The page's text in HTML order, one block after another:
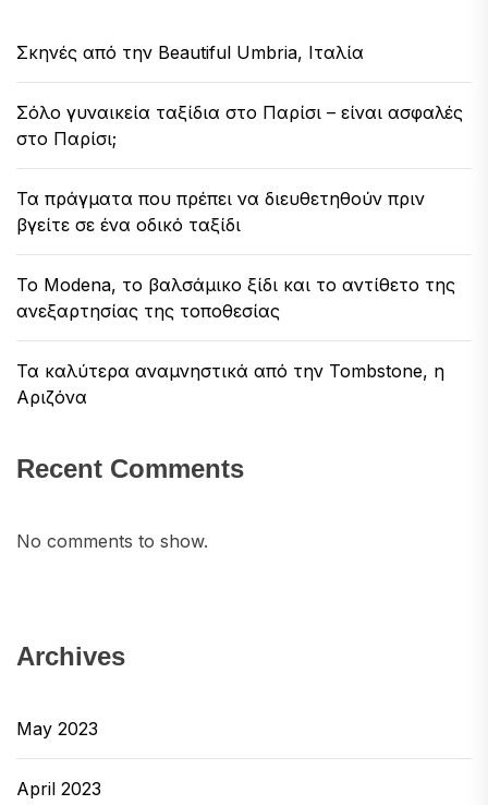
Σκηνές από την Beautiful Umbria, Ιταλία
Σόλο γυναικεία ταξίδια στο Παρίσι – είναι ασφαλές
στο Παρίσι;
Τα πράγματα που πρέπει να διευθετηθούν πριν
βγείτε σε ένα οδικό ταξίδι
Το Modena, το βαλσάμικο ξίδι και το αντίθετο της
ανεξαρτησίας της τοποθεσίας
Τα καλύτερα αναμνηστικά από την Tombstone, η
Αριζόνα
Recent Comments
No comments to show.
Archives
May 2023
April 2023